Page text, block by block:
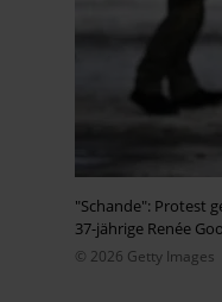
"Schande": Protest
37-jährige Renée
© 2026 Getty Images